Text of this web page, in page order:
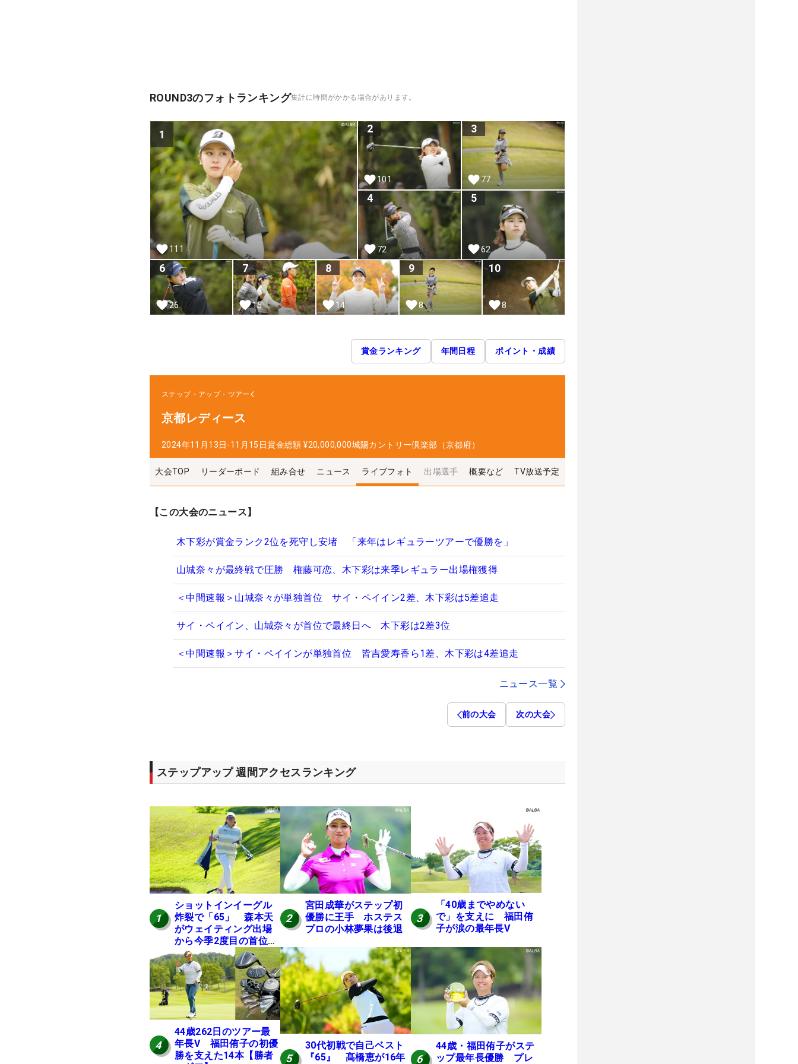
ROUND3のフォトランキング集計に時間がかかる場合があります。
1
111
2
101
3
77
4
72
5
62
6
26
7
15
8
14
9
8
10
8
賞金ランキング 年間日程 ポイント・成績
ステップ・アップ・ツアー
京都レディース
2024年11月13日-11月15日賞金総額 ¥20,000,000城陽カントリー倶楽部（京都府）
大会TOP リーダーボード 組み合せ ニュース ライブフォト 出場選手 概要など TV放送予定
【この大会のニュース】
木下彩が賞金ランク2位を死守し安堵 「来年はレギュラーツアーで優勝を」
山城奈々が最終戦で圧勝 権藤可恋、木下彩は来季レギュラー出場権獲得
＜中間速報＞山城奈々が単独首位 サイ・ペイイン2差、木下彩は5差追走
サイ・ペイイン、山城奈々が首位で最終日へ 木下彩は2差3位
＜中間速報＞サイ・ペイインが単独首位 皆吉愛寿香ら1差、木下彩は4差追走
ニュース一覧
前の大会 次の大会
ステップアップ 週間アクセスランキング
1
ショットインイーグル
炸裂で「65」 森本天
がウェイティング出場
から今季2度目の首位発
進
2
宮田成華がステップ初
優勝に王手 ホステス
プロの小林夢果は後退
3
「40歳までやめない
で」を支えに 福田侑
子が涙の最年長V
4
44歳262日のツアー最
年長V 福田侑子の初優
勝を支えた14本【勝者
5
30代初戦で自己ベスト
『65』 髙橋恵が16年
6
44歳・福田侑子がステ
ップ最年長優勝 プレ